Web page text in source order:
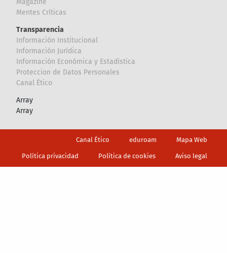
Mentes Críticas
Transparencia
Información Institucional
Información Jurídica
Información Económica y Estadística
Proteccion de Datos Personales
Canal Ético
Array
Array
Canal Ético eduroam Mapa Web
Política privacidad Política de cookies Aviso legal